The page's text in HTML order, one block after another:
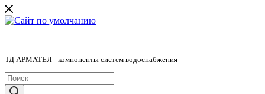
ТД АРМАТЕЛ - компоненты систем водоснабжения